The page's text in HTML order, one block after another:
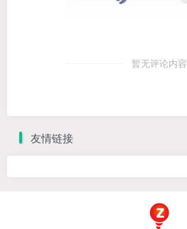
暂无评论内容
友情链接